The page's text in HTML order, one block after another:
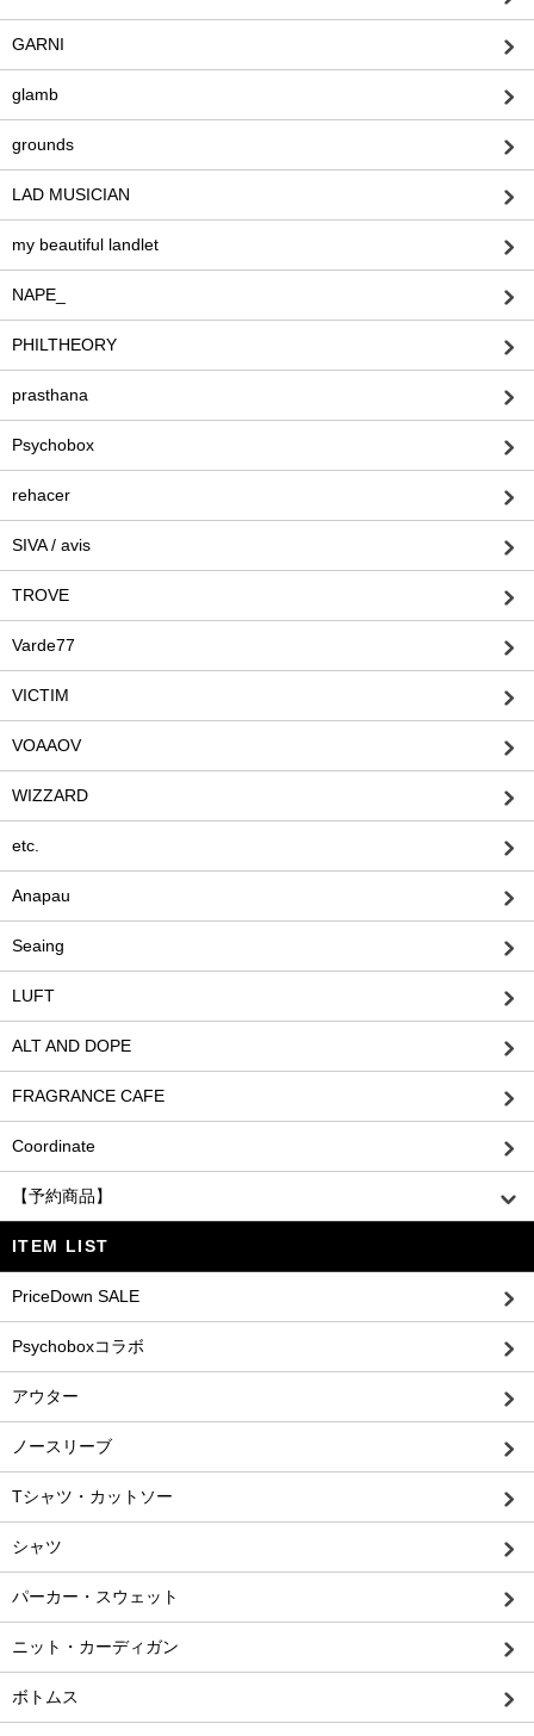
GARNI
glamb
grounds
LAD MUSICIAN
my beautiful landlet
NAPE_
PHILTHEORY
prasthana
Psychobox
rehacer
SIVA / avis
TROVE
Varde77
VICTIM
VOAAOV
WIZZARD
etc.
Anapau
Seaing
LUFT
ALT AND DOPE
FRAGRANCE CAFE
Coordinate
【予約商品】
ITEM LIST
PriceDown SALE
Psychoboxコラボ
アウター
ノースリーブ
Tシャツ・カットソー
シャツ
パーカー・スウェット
ニット・カーディガン
ボトムス